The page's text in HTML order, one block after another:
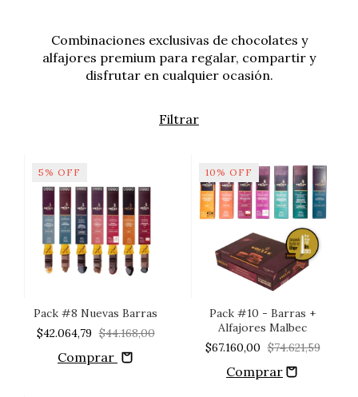
Combinaciones exclusivas de chocolates y
alfajores premium para regalar, compartir y
disfrutar en cualquier ocasión.
Filtrar
5 % OFF
Pack #8 Nuevas Barras
$42.064,79 $44.168,00
Comprar
10 % OFF
Pack #10 - Barras +
Alfajores Malbec
$67.160,00 $74.621,59